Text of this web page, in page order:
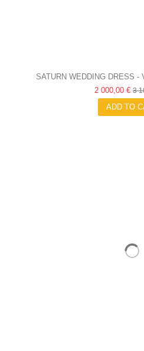
SATURN WEDDING DRESS -
2 000,00 € 3
ADD TO